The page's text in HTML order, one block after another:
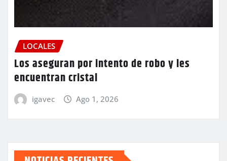
LOCALES
Los aseguran por intento de robo y les
encuentran cristal
igavec Ago 1, 2026